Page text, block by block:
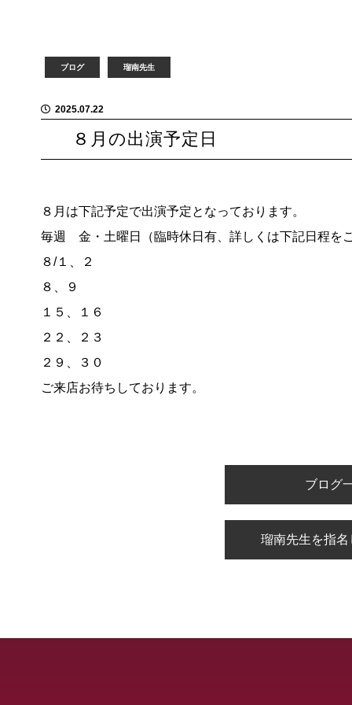
ブログ 瑠南先生
2025.07.22
８月の出演予定日
８月は下記予定で出演予定となっております。
毎週 金・土曜日（臨時休日有、詳しくは下記日程を
８/１、２
８、９
１５、１６
２２、２３
２９、３０
ご来店お待ちしております。
ブログ
瑠南先生を指名